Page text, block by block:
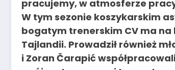
pracujemy, w atmosferze
W tym sezonie koszykarskim
bogatym trenerskim CV ma na
Tajlandii. Prowadził również
i Zoran Čarapić